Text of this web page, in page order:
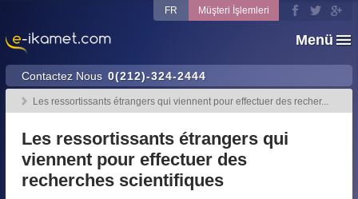
Menü
Contactez Nous 0(212)-324-2444
FR Müşteri İşlemleri
Les ressortissants étrangers qui viennent pour effectuer des recher...
Les ressortissants étrangers qui
viennent pour effectuer des
recherches scientifiques